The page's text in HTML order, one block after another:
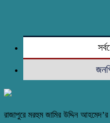
রাজাপুরে মরহুম জামির উদ্দিন